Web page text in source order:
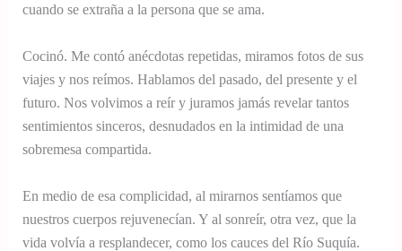
cuando se extraña a la persona que se ama.
Cocinó. Me contó anécdotas repetidas, miramos fotos de sus
viajes y nos reímos. Hablamos del pasado, del presente y el
futuro. Nos volvimos a reír y juramos jamás revelar tantos
sentimientos sinceros, desnudados en la intimidad de una
sobremesa compartida.
En medio de esa complicidad, al mirarnos sentíamos que
nuestros cuerpos rejuvenecían. Y al sonreír, otra vez, que la
vida volvía a resplandecer, como los cauces del Río Suquía.